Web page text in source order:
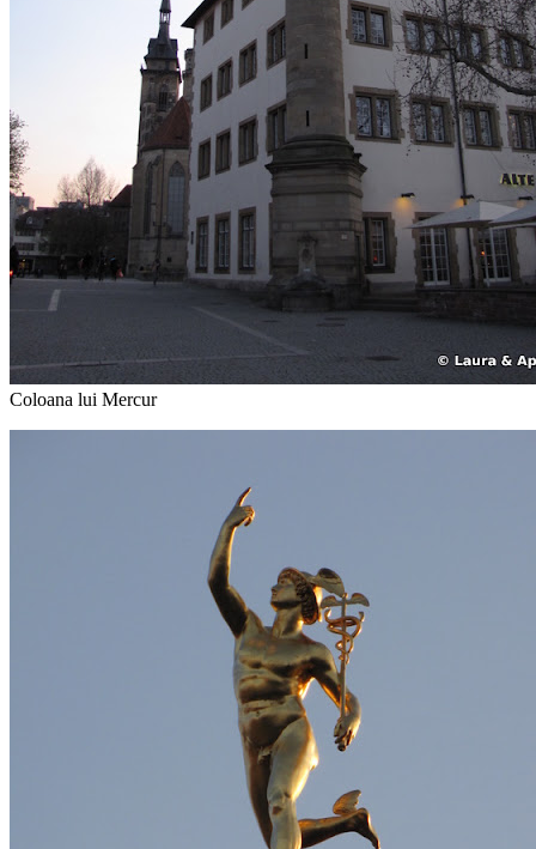
Coloana lui Mercur